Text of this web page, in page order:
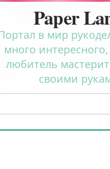
Paper
в мир
много
любитель
своими